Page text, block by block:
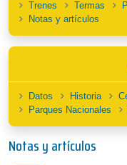
Trenes Termas
Notas y artículos
Datos Historia
Parques Nacionales
Notas y artículos